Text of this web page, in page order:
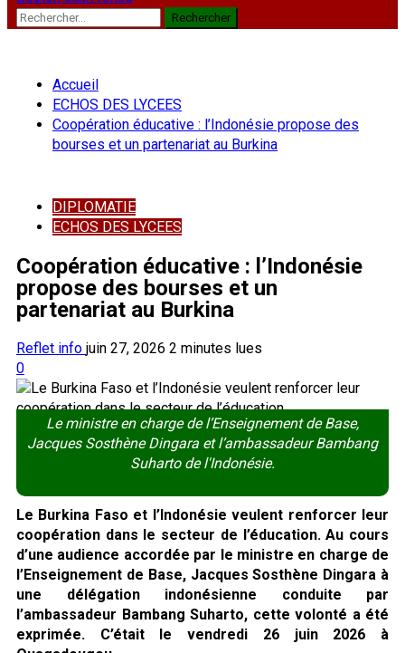
Rechercher :
Accueil
ECHOS DES LYCEES
Coopération éducative : l’Indonésie propose des
bourses et un partenariat au Burkina
DIPLOMATIE
ECHOS DES LYCEES
Coopération éducative : l’Indonésie
propose des bourses et un
partenariat au Burkina
Reflet info juin 27, 2026 2 minutes lues
0
Le ministre en charge de l’Enseignement de Base,
Jacques Sosthène Dingara et l’ambassadeur Bambang
Suharto de l'Indonésie.
Le Burkina Faso et l’Indonésie veulent renforcer leur
coopération dans le secteur de l’éducation. Au cours
d’une audience accordée par le ministre en charge de
l’Enseignement de Base, Jacques Sosthène Dingara à
une délégation indonésienne conduite par
l’ambassadeur Bambang Suharto, cette volonté a été
exprimée. C’était le vendredi 26 juin 2026 à